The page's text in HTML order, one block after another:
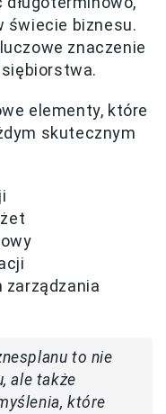
świecie biznesu.
znaczenie
elementy, które
skutecznym
zarządzania
to nie
ale także
które